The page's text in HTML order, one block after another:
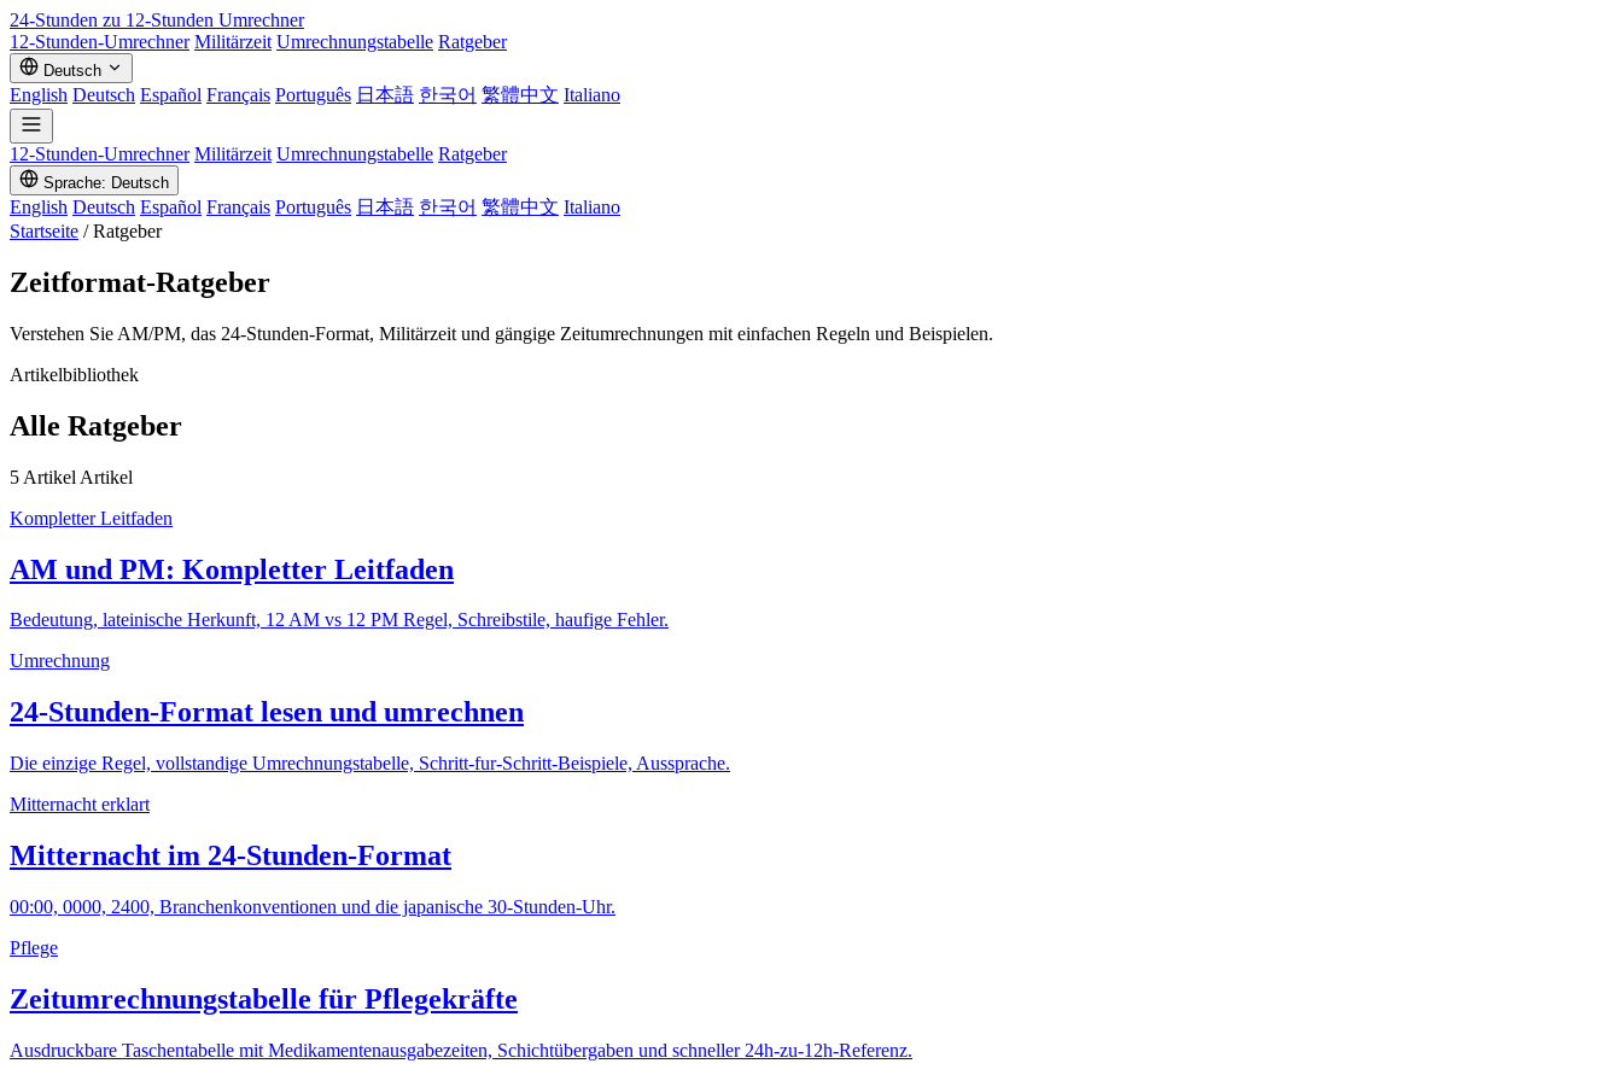
24-Stunden zu 12-Stunden Umrechner
12-Stunden-Umrechner Militärzeit Umrechnungstabelle Ratgeber
Deutsch
English Deutsch Español Français Português 日本語 한국어 繁體中文 Italiano
12-Stunden-Umrechner Militärzeit Umrechnungstabelle Ratgeber
Sprache: Deutsch
English Deutsch Español Français Português 日本語 한국어 繁體中文 Italiano
Startseite / Ratgeber
Zeitformat-Ratgeber
Verstehen Sie AM/PM, das 24-Stunden-Format, Militärzeit und gängige Zeitumrechnungen mit einfachen Regeln und Beispielen.
Artikelbibliothek
Alle Ratgeber
5 Artikel Artikel
Kompletter Leitfaden
AM und PM: Kompletter Leitfaden
Bedeutung, lateinische Herkunft, 12 AM vs 12 PM Regel, Schreibstile, haufige Fehler.
Umrechnung
24-Stunden-Format lesen und umrechnen
Die einzige Regel, vollstandige Umrechnungstabelle, Schritt-fur-Schritt-Beispiele, Aussprache.
Mitternacht erklart
Mitternacht im 24-Stunden-Format
00:00, 0000, 2400, Branchenkonventionen und die japanische 30-Stunden-Uhr.
Pflege
Zeitumrechnungstabelle für Pflegekräfte
Ausdruckbare Taschentabelle mit Medikamentenausgabezeiten, Schichtübergaben und schneller 24h-zu-12h-Referenz.